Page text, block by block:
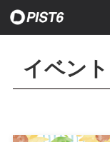
イベント